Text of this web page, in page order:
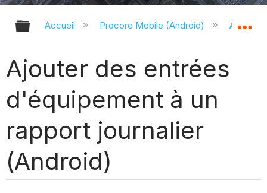
Développer/réduire la hiérarchie
Accueil Procore Mobile (Android)
Ajouter des entrées
d'équipement à un
rapport journalier
(Android)